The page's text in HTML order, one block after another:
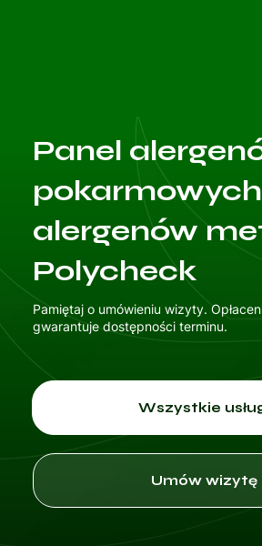
Panel
pokarmowych
alergenów
Polycheck
Pamiętaj o umówieniu wizyty.
gwarantuje dostępności terminu.
Wszystkie
Umów wizytę